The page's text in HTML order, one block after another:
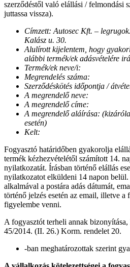
szerződéstől való elállási / felmondási
juttassa vissza).
Címzett: Autosec Kft. –
Kalász u. 30.
Alulírott kijelentem, hogy
alábbi termék/ek adásvételére
Termék/ek neve/i:
Megrendelés száma:
Szerződéskötés időpontja /
A megrendelő neve:
A megrendelő címe:
A megrendelő aláírása:
esetén)
Kelt:
Fogyasztó határidőben gyakorolja
termék kézhezvételétől számított 14.
nyilatkozatát. Írásban történő elállás
nyilatkozatot elküldeni 14 napon
alkalmával a postára adás dátumát,
történő jelzés esetén az email, illetve
figyelembe venni.
A fogyasztót terheli annak
45/2014. (II. 26.) Korm. rendelet 20.
-ban meghatározottak szerint